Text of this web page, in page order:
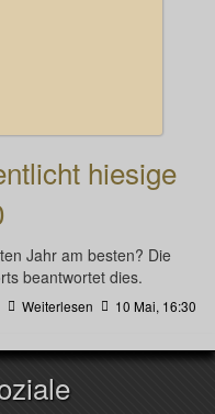
hiesige
Jahr am besten? Die
beantwortet dies.
Weiterlesen 10 Mai, 16:30